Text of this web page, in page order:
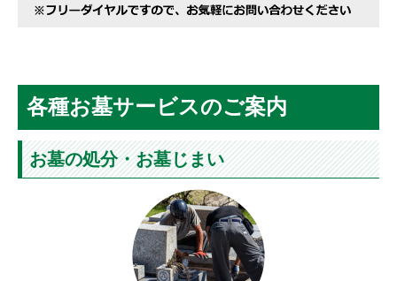
各種お墓サービスのご案内
お墓の処分・お墓じまい